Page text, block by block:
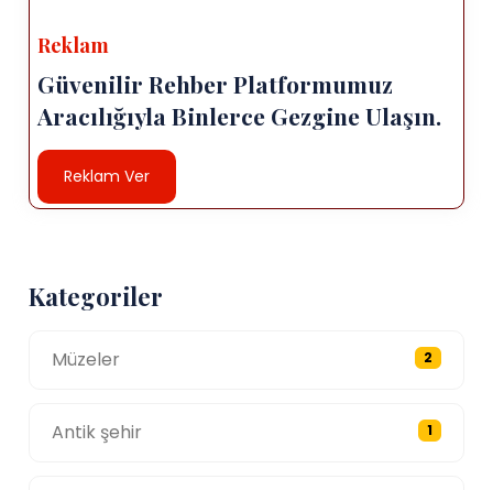
Reklam
Güvenilir Rehber Platformumuz
Aracılığıyla Binlerce Gezgine Ulaşın.
Reklam Ver
Kategoriler
Müzeler 2
Antik şehir 1